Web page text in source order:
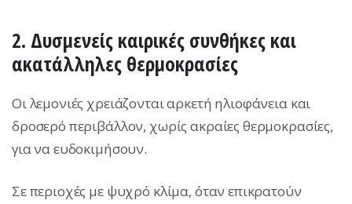
2. Δυσμενείς καιρικές συνθήκες και
ακατάλληλες θερμοκρασίες
Οι λεμονιές χρειάζονται αρκετή ηλιοφάνεια και
δροσερό περιβάλλον, χωρίς ακραίες θερμοκρασίες,
για να ευδοκιμήσουν.
Σε περιοχές με ψυχρό κλίμα, όταν επικρατούν